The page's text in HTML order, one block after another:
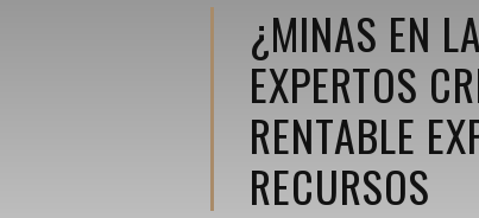
¿MINAS EN
EXPERTOS
RENTABLE
RECURSOS